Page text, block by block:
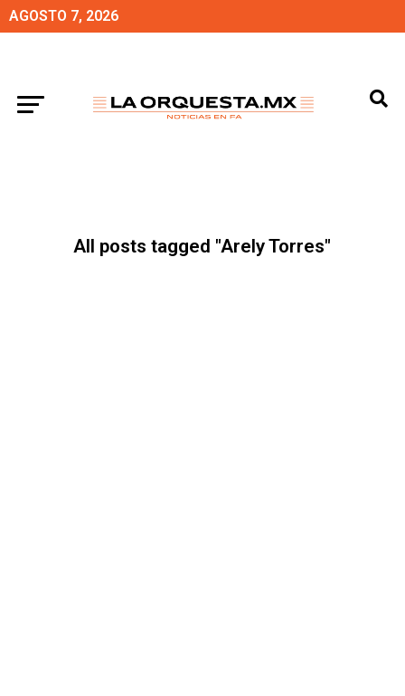
AGOSTO 7, 2026
All posts tagged "Arely Torres"